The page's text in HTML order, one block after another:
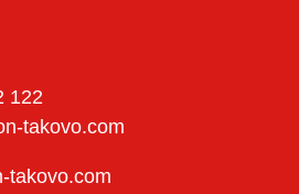
122
takovo.com
takovo.com